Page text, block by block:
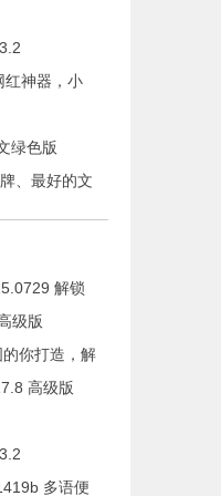
红神器，小
绿色版
、最好的文
解锁
级版
你打造，解
高级版
多语便